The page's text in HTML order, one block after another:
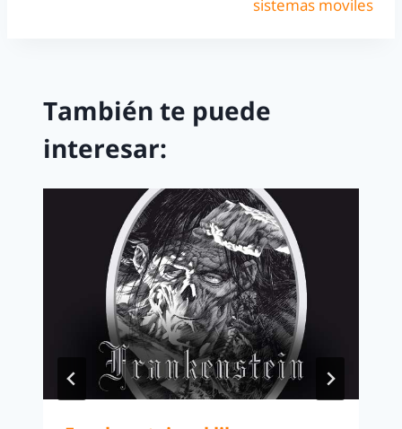
sistemas moviles
También te puede
interesar: